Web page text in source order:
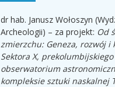
dr hab. Janusz Wołoszyn
Archeologii) – za projekt: Od
zmierzchu: Geneza, rozwój i
Sektora X, prekolumbijskiego
obserwatorium
kompleksie sztuki naskalnej